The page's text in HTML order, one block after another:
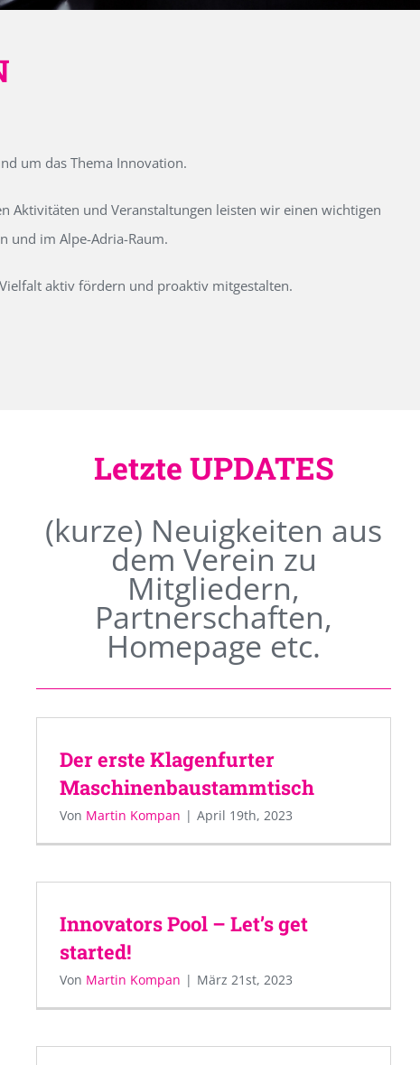
um das Thema Innovation.
Aktivitäten und Veranstaltungen leisten wir einen wichtigen
und im Alpe-Adria-Raum.
aktiv fördern und proaktiv mitgestalten.
Letzte UPDATES
(kurze) Neuigkeiten aus
dem Verein zu
Mitgliedern,
Partnerschaften,
Homepage etc.
Der erste Klagenfurter
Maschinenbaustammtisch
Von Martin Kompan | April 19th, 2023
Innovators Pool – Let’s get
started!
Von Martin Kompan | März 21st, 2023